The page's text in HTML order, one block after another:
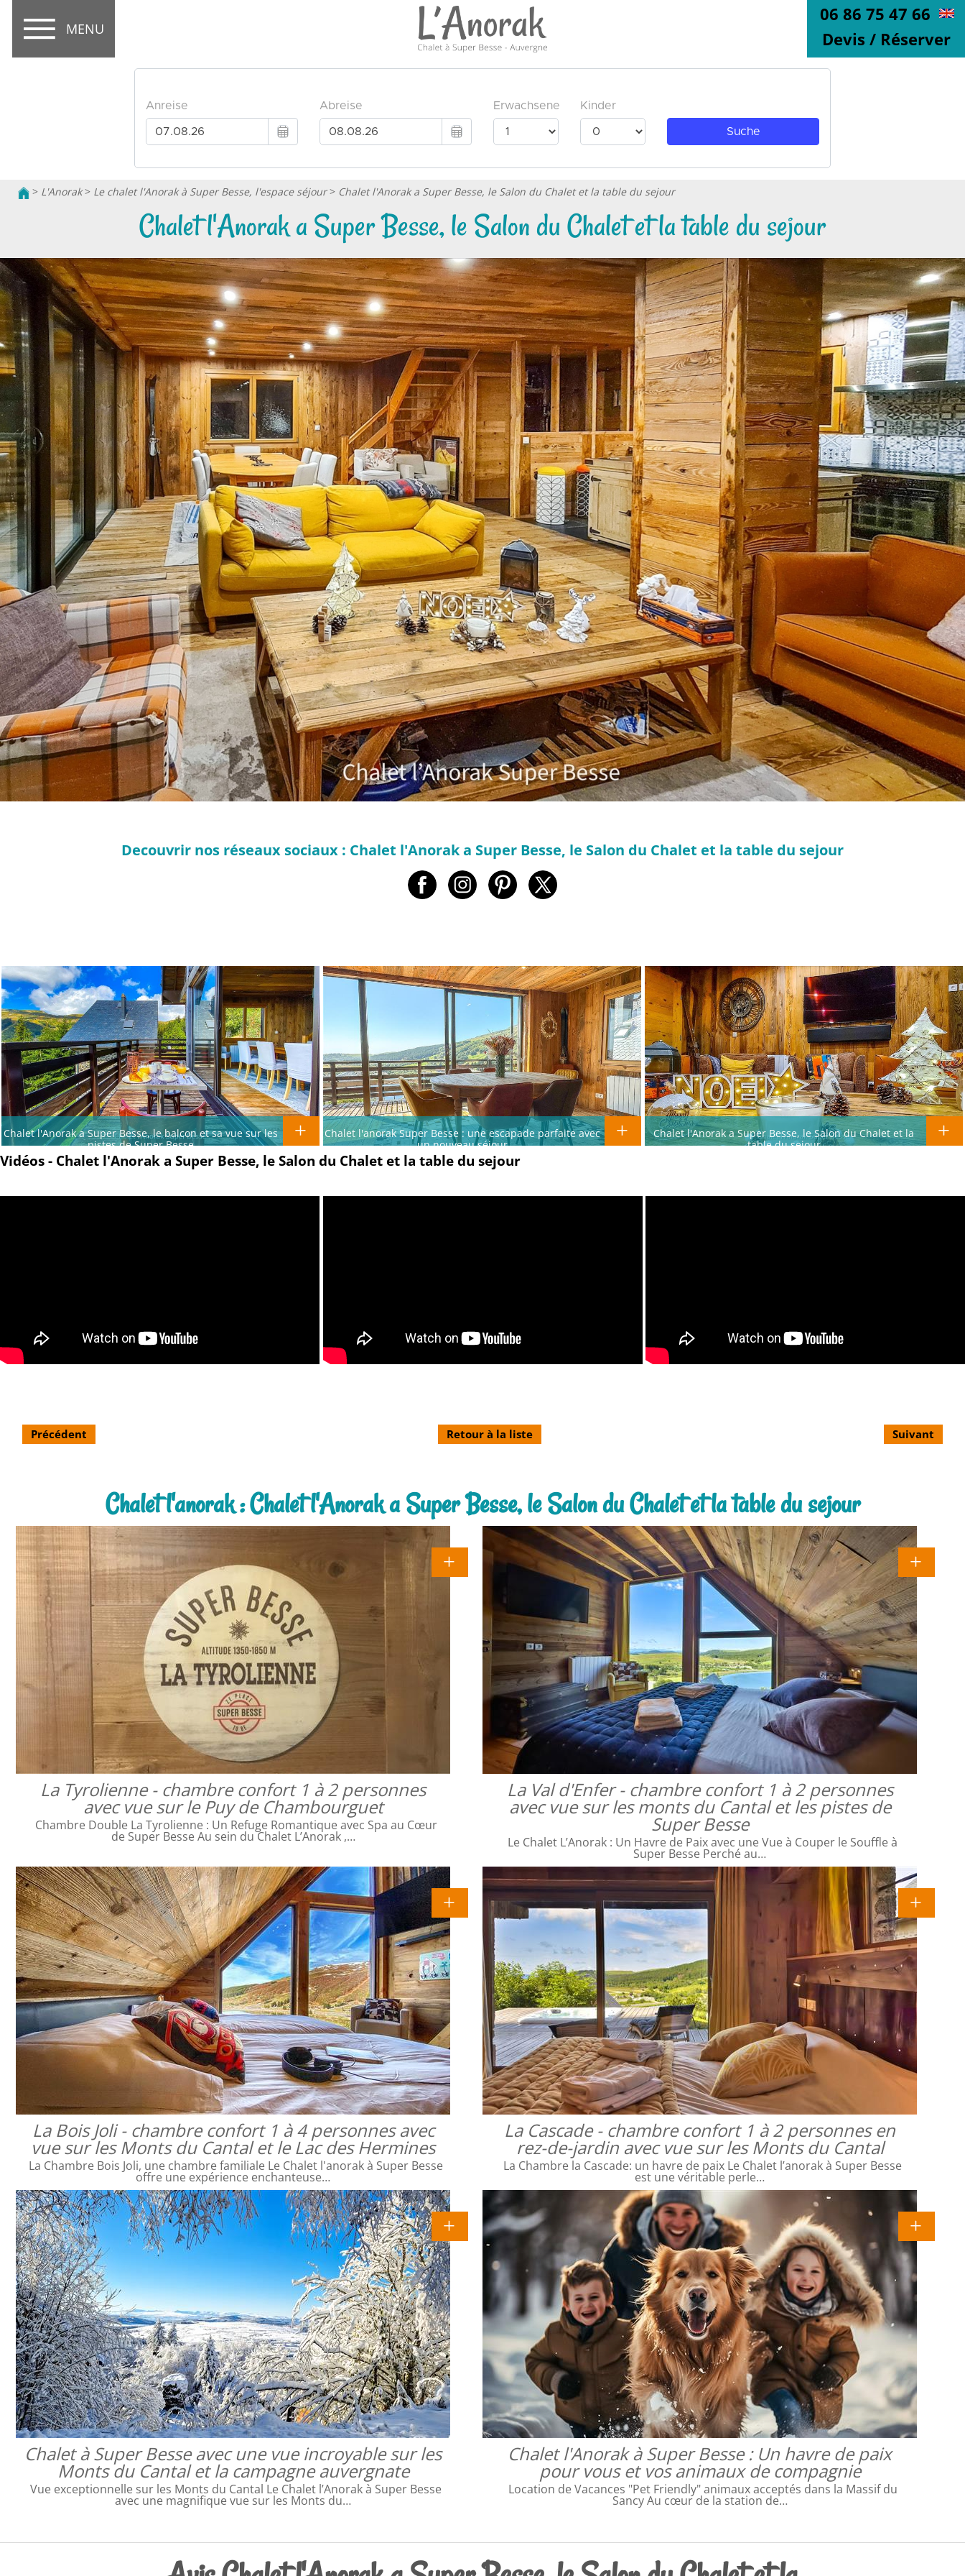
MENU
06 86 75 47 66
Devis / Réserver
> L'Anorak> Le chalet l'Anorak à Super Besse, l'espace séjour> Chalet l'Anorak a Super Besse, le Salon du Chalet et la table du sejour
Chalet l'Anorak a Super Besse, le Salon du Chalet et la table du sejour
Decouvrir nos réseaux sociaux : Chalet l'Anorak a Super Besse, le Salon du Chalet et la table du sejour
Chalet l'Anorak a Super Besse, le balcon et sa vue sur les
pistes de Super Besse
Chalet l'anorak Super Besse : une escapade parfaite avec
un nouveau séjour
Chalet l'Anorak a Super Besse, le Salon du Chalet et la
table du sejour
Vidéos - Chalet l'Anorak a Super Besse, le Salon du Chalet et la table du sejour
Précédent Retour à la liste Suivant
Chalet l'anorak : Chalet l'Anorak a Super Besse, le Salon du Chalet et la table du sejour
La Tyrolienne - chambre confort 1 à 2 personnes
avec vue sur le Puy de Chambourguet
Chambre Double La Tyrolienne : Un Refuge Romantique avec Spa au Cœur
de Super Besse Au sein du Chalet L’Anorak ,…
La Val d'Enfer - chambre confort 1 à 2 personnes
avec vue sur les monts du Cantal et les pistes de
Super Besse
Le Chalet L’Anorak : Un Havre de Paix avec une Vue à Couper le Souffle à
Super Besse Perché au…
La Bois Joli - chambre confort 1 à 4 personnes avec
vue sur les Monts du Cantal et le Lac des Hermines
La Chambre Bois Joli, une chambre familiale Le Chalet l'anorak à Super Besse
offre une expérience enchanteuse…
La Cascade - chambre confort 1 à 2 personnes en
rez-de-jardin avec vue sur les Monts du Cantal
La Chambre la Cascade: un havre de paix Le Chalet l’anorak à Super Besse
est une véritable perle…
Chalet à Super Besse avec une vue incroyable sur les
Monts du Cantal et la campagne auvergnate
Vue exceptionnelle sur les Monts du Cantal Le Chalet l’Anorak à Super Besse
avec une magnifique vue sur les Monts du…
Chalet l'Anorak à Super Besse : Un havre de paix
pour vous et vos animaux de compagnie
Location de Vacances "Pet Friendly" animaux acceptés dans la Massif du
Sancy Au cœur de la station de…